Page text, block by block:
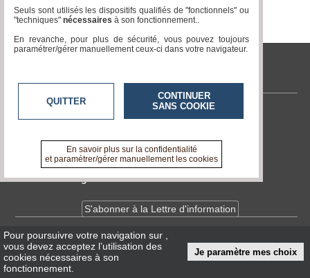
Blogs
Prémium
Inscription
annuaire
tvlocale.fr
Contactez-nous
A propos de tvlocale.fr
Devenir délégué
S'abonner à la Lettre d'information
InfosCNIL/RGPD
Conditions Générales d'Utilisation
Pour poursuivre votre navigation sur
vous devez acceptez l’utilisation des
cookies nécessaires à son
fonctionnement.
Je paramètre mes choix
Seuls sont utilisés les dispositifs qualifiés de "fonctionnels" ou
"techniques" nécessaires à son fonctionnement..
En revanche, pour plus de sécurité, vous pouvez toujours
paramétrer/gérer manuellement ceux-ci dans votre navigateur.
QUITTER
CONTINUER
SANS COOKIE
En savoir plus sur la confidentialité
et paramétrer/gérer manuellement les cookies